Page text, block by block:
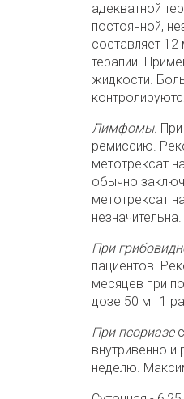
адекватной
постоянной,
составляет 12
терапии.
жидкости.
Лимфомы.
ремиссию.
метотрексат
обычно
метотрексат
незначительна.
При
пациентов.
месяцев при
дозе 50 мг 1
При псориазес
внутривенно и
неделю.